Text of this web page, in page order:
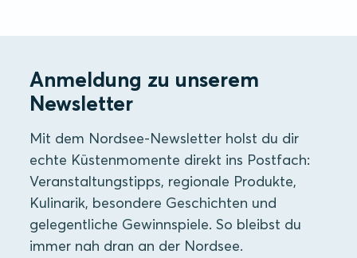
Anmeldung zu unserem
Newsletter
Mit dem Nordsee-Newsletter holst du dir
echte Küstenmomente direkt ins Postfach:
Veranstaltungstipps, regionale Produkte,
Kulinarik, besondere Geschichten und
gelegentliche Gewinnspiele. So bleibst du
immer nah dran an der Nordsee.